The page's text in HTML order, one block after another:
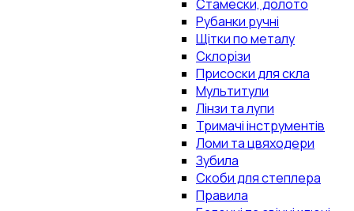
Стамески, долото
Рубанки ручні
Щітки по металу
Склорізи
Присоски для скла
Мультитули
Лінзи та лупи
Тримачі інструментів
Ломи та цвяходери
Зубила
Скоби для степлера
Правила